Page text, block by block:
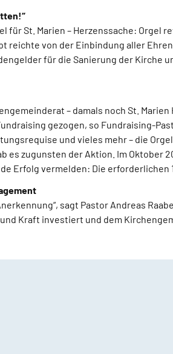
für St. Marien – Herzenssache:
reichte von der Einbindung aller
für die Sanierung der Kirche
– damals noch St.
gezogen, so Fundraising-
und vieles mehr – die
es zugunsten der Aktion. Im Oktober
Erfolg vermelden: Die erforderlichen
sagt Pastor Andreas
Kraft investiert und dem